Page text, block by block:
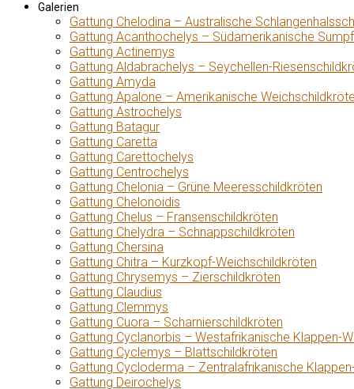
Galerien
Gattung Chelodina – Australische
Gattung Acanthochelys – Südamerikanische
Gattung Actinemys
Gattung Aldabrachelys – Seychellen-
Gattung Amyda
Gattung Apalone – Amerikanische
Gattung Astrochelys
Gattung Batagur
Gattung Caretta
Gattung Carettochelys
Gattung Centrochelys
Gattung Chelonia – Grüne Meeresschildkröten
Gattung Chelonoidis
Gattung Chelus – Fransenschildkröten
Gattung Chelydra – Schnappschildkröten
Gattung Chersina
Gattung Chitra – Kurzkopf-Weichschildkröten
Gattung Chrysemys – Zierschildkröten
Gattung Claudius
Gattung Clemmys
Gattung Cuora – Scharnierschildkröten
Gattung Cyclanorbis – Westafrikanische Klappen-
Gattung Cyclemys – Blattschildkröten
Gattung Cycloderma – Zentralafrikanische
Gattung Deirochelys